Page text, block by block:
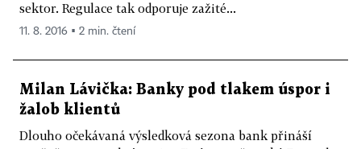
sektor. Regulace tak odporuje zažité...
11. 8. 2016 ▪ 2 min. čtení
Milan Lávička: Banky pod tlakem úspor i
žalob klientů
Dlouho očekávaná výsledková sezona bank přináší